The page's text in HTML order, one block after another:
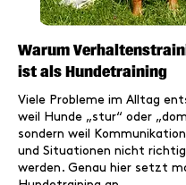
Warum
ist als Hundetraining
Viele Probleme im Alltag
weil Hunde „stur“ oder
sondern weil
und Situationen nicht
werden. Genau hier setzt